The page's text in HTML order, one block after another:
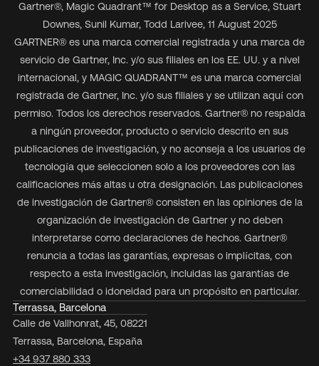
Gartner®, Magic Quadrant™ for Desktop as a Service, Stuart
Downes, Sunil Kumar, Todd Larivee, 11 August 2025
GARTNER® es una marca comercial registrada y una marca de
servicio de Gartner, Inc. y/o sus filiales en los EE. UU. y a nivel
internacional, y MAGIC QUADRANT™ es una marca comercial
registrada de Gartner, Inc. y/o sus filiales y se utilizan aquí con
permiso. Todos los derechos reservados. Gartner® no respalda
a ningún proveedor, producto o servicio descrito en sus
publicaciones de investigación, y no aconseja a los usuarios de
tecnología que seleccionen solo a los proveedores con las
calificaciones más altas u otra designación. Las publicaciones
de investigación de Gartner® consisten en las opiniones de la
organización de investigación de Gartner y no deben
interpretarse como declaraciones de hechos. Gartner®
renuncia a todas las garantías, expresas o implícitas, con
respecto a esta investigación, incluidas las garantías de
comerciabilidad o idoneidad para un propósito en particular.
Terrassa, Barcelona
Calle de Vallhonrat, 45, 08221
Terrassa, Barcelona, España
+34 937 880 333